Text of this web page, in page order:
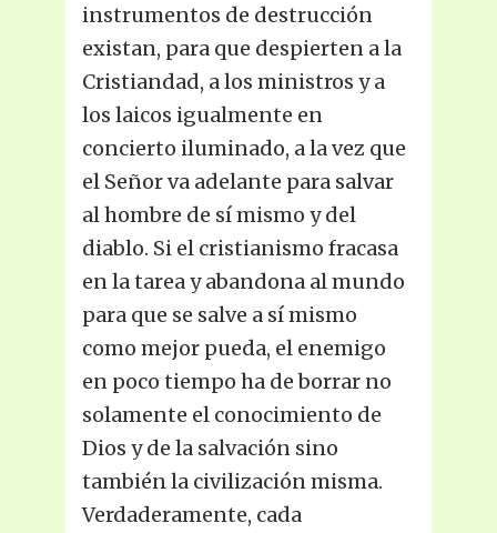
instrumentos de destrucción
existan, para que despierten a la
Cristiandad, a los ministros y a
los laicos igualmente en
concierto iluminado, a la vez que
el Señor va adelante para salvar
al hombre de sí mismo y del
diablo. Si el cristianismo fracasa
en la tarea y abandona al mundo
para que se salve a sí mismo
como mejor pueda, el enemigo
en poco tiempo ha de borrar no
solamente el conocimiento de
Dios y de la salvación sino
también la civilización misma.
Verdaderamente, cada